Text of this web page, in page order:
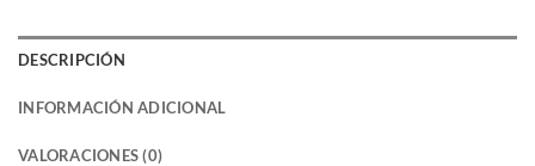
DESCRIPCIÓN
INFORMACIÓN ADICIONAL
VALORACIONES (0)